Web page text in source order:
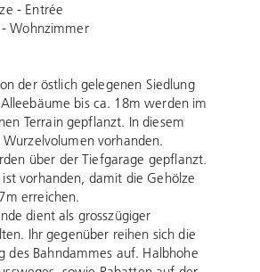
- Entrée
Wohnzimmer
der östlich gelegenen Siedlung
bis ca. 18m werden im
Terrain gepflanzt. In diesem
vorhanden.
über der Tiefgarage gepflanzt.
vorhanden, damit die Gehölze
erreichen.
dient als grosszügiger
Ihr gegenüber reihen sich die
des Bahndammes auf. Halbhohe